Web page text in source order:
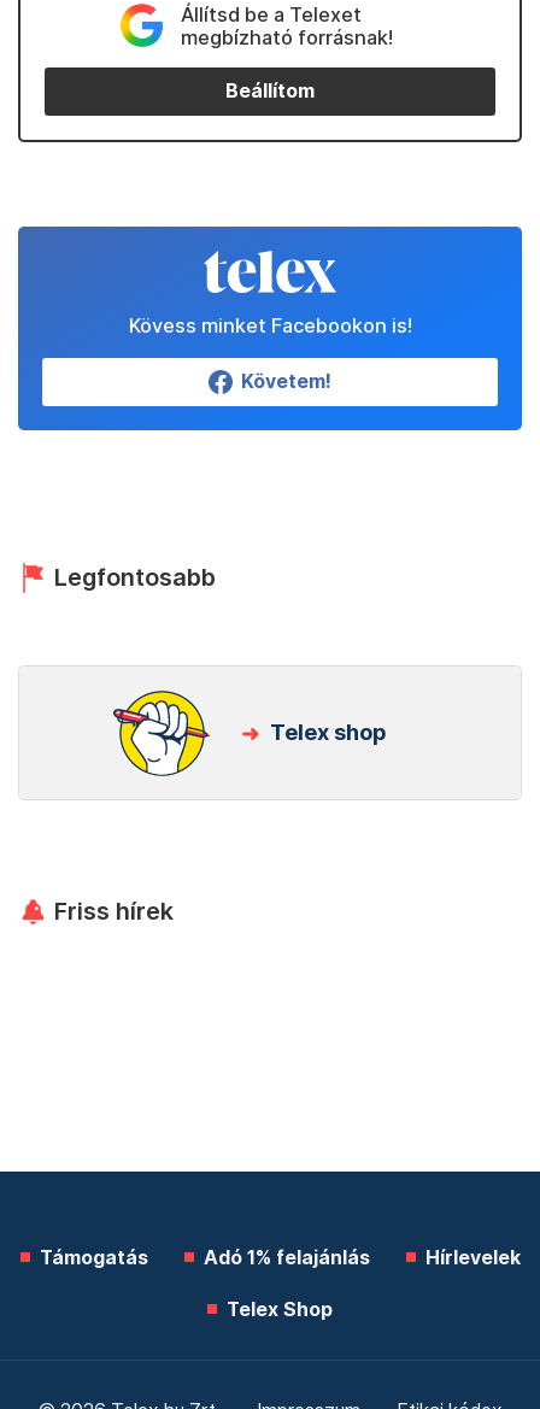
Állítsd be a Telexet
megbízható forrásnak!
Beállítom
Kövess minket Facebookon is!
Követem!
Legfontosabb
Telex shop
Friss hírek
Támogatás Adó 1% felajánlás Hírlevelek
Telex Shop